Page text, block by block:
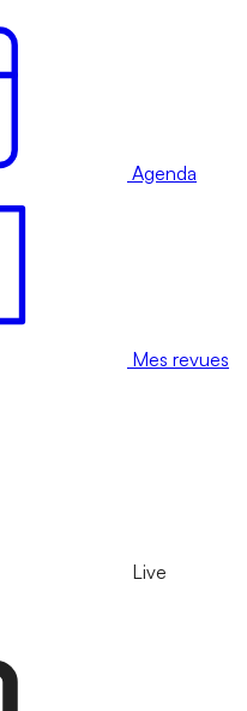
Agenda
Mes revues
Live